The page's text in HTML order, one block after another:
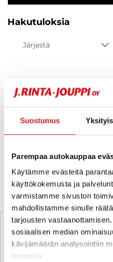
Suostumus
Parempaa autokauppaa
Käytämme evästeitä
käyttökokemusta ja
varmistamme sivuston
mahdollistamme sinulle
tarjousten
sosiaalisen median
kävijämäärän analysointiin
toimesta.
Hakutuloksia
Järjestä
Hups, ei
Ei huolta, tässä
KATSO VASTAAVANLAISET